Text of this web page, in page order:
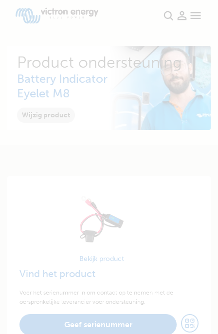
Product ondersteuning
Battery Indicator
Eyelet M8
Wijzig product
Bekijk product
Vind het product
Voer het serienummer in om contact op te nemen met de
oorspronkelijke leverancier voor ondersteuning.
Geef serienummer